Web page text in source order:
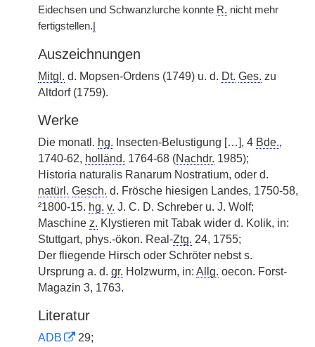
Eidechsen und Schwanzlurche konnte R. nicht mehr
fertigstellen.
Auszeichnungen
Mitgl. d. Mopsen-Ordens (1749) u. d. Dt. Ges. zu
Altdorf (1759).
Werke
Die monatl. hg. Insecten-Belustigung […], 4 Bde.,
1740-62, holländ. 1764-68 (Nachdr. 1985);
Historia naturalis Ranarum Nostratium, oder d.
natürl. Gesch. d. Frösche hiesigen Landes, 1750-58,
²1800-15. hg. v. J. C. D. Schreber u. J. Wolf;
Maschine z. Klystieren mit Tabak wider d. Kolik, in:
Stuttgart, phys.-ökon. Real-Ztg. 24, 1755;
Der fliegende Hirsch oder Schröter nebst s.
Ursprung a. d. gr. Holzwurm, in: Allg. oecon. Forst-
Magazin 3, 1763.
Literatur
ADB
29;